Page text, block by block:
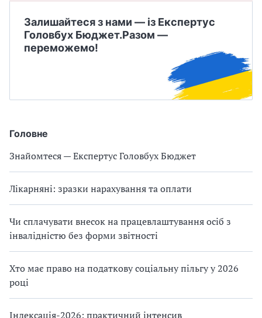
Головне
Знайомтеся — Експертус Головбух Бюджет
Лікарняні: зразки нарахування та оплати
Чи сплачувати внесок на працевлаштування осіб з
інвалідністю без форми звітності
Хто має право на податкову соціальну пільгу у 2026
році
Індексація-2026: практичний інтенсив
Залишайтеся з нами — із Експертус
Головбух Бюджет.Разом —
переможемо!